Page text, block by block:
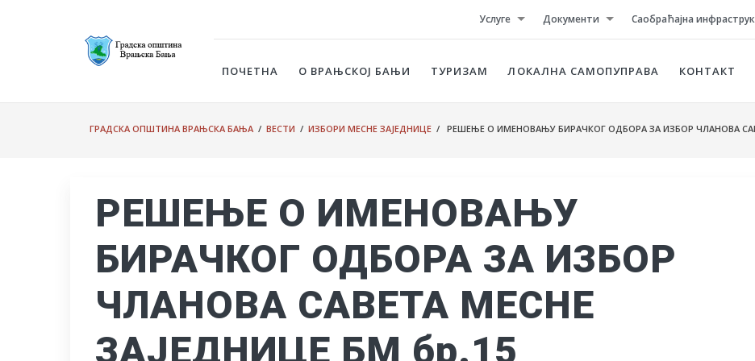
Услуге Документи Саобраћајна
ПОЧЕТНА О ВРАЊСКОЈ БАЊИ ТУРИЗАМ ЛОКАЛНА САМОПУПРАВА КОНТАКТ
ГРАДСКА ОПШТИНА ВРАЊСКА БАЊА / ВЕСТИ / ИЗБОРИ МЕСНЕ ЗАЈЕДНИЦЕ / РЕШЕЊЕ О ИМЕНОВАЊУ БИРАЧКОГ ОДБОРА ЗА ИЗБОР ЧЛАНОВА
РЕШЕЊЕ О ИМЕНОВАЊУ
БИРАЧКОГ ОДБОРА ЗА ИЗБОР
ЧЛАНОВА САВЕТА МЕСНЕ
ЗАЈЕДНИЦЕ БМ бр.15